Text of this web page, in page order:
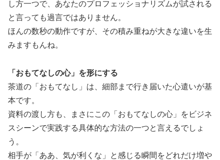
し方一つで、あなたのプロフェッショナリズムが試される
と言っても過言ではありません。
ほんの数秒の動作ですが、その積み重ねが大きな違いを生
みますもんね。
「おもてなしの心」を形にする
茶道の「おもてなし」は、細部まで行き届いた心遣いが基
本です。
資料の渡し方も、まさにこの「おもてなしの心」をビジネ
スシーンで実践する具体的な方法の一つと言えるでしょ
う。
相手が「ああ、気が利くな」と感じる瞬間をどれだけ増や